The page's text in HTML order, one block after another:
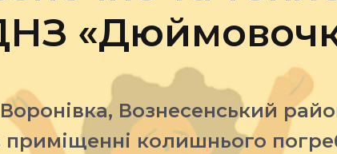
Вознесенський
колишнього